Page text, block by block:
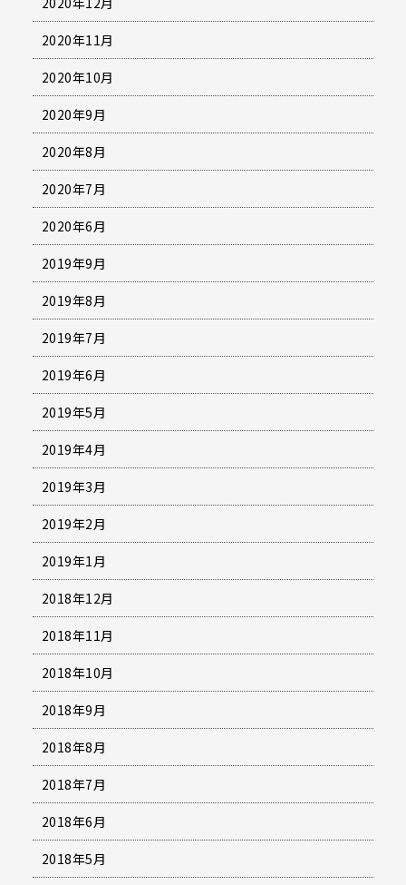
2020年11月
2020年10月
2020年9月
2020年8月
2020年7月
2020年6月
2019年9月
2019年8月
2019年7月
2019年6月
2019年5月
2019年4月
2019年3月
2019年2月
2019年1月
2018年12月
2018年11月
2018年10月
2018年9月
2018年8月
2018年7月
2018年6月
2018年5月